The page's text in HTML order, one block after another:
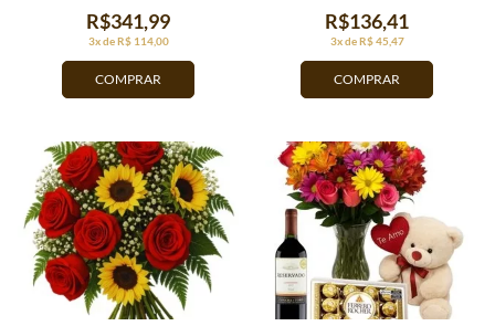
COMPRAR
3x de R$ 114,00
R$341,99
COMPRAR
3x de R$ 45,47
R$136,41